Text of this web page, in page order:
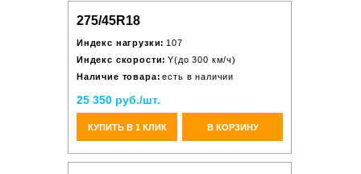
275/45R18
Индекс нагрузки: 107
Индекс скорости: Y(до 300 км/ч)
Наличие товара: есть в наличии
25 350 руб./шт.
КУПИТЬ В 1 КЛИК В КОРЗИНУ